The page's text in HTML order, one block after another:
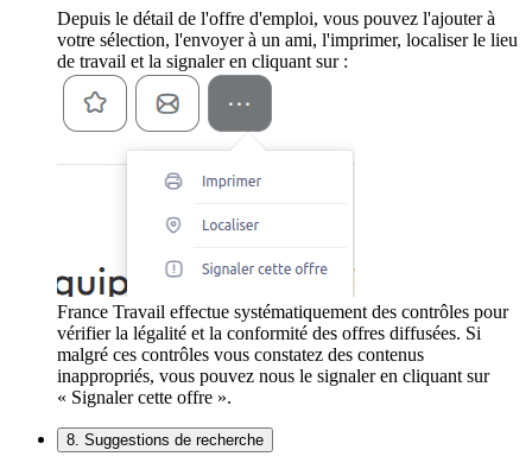
Depuis le détail de l'offre d'emploi, vous pouvez l'ajouter à
votre sélection, l'envoyer à un ami, l'imprimer, localiser le lieu
de travail et la signaler en cliquant sur :
France Travail effectue systématiquement des contrôles pour
vérifier la légalité et la conformité des offres diffusées. Si
malgré ces contrôles vous constatez des contenus
inappropriés, vous pouvez nous le signaler en cliquant sur
« Signaler cette offre ».
8. Suggestions de recherche